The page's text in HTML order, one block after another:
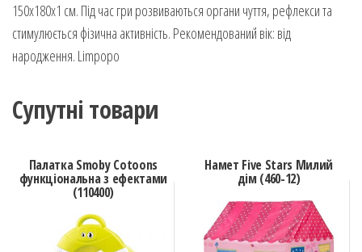
150х180х1 см. Під час гри розвиваються органи чуття, рефлекси та
стимулюється фізична активність. Рекомендований вік: від
народження. Limpopo
Супутні товари
Палатка Smoby Cotoons
функціональна з ефектами
(110400)
Намет Five Stars Милий
дім (460-12)